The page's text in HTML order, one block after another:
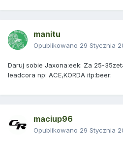
manitu
Opublikowano 29 Stycznia
Daruj sobie Jaxona:eek: Za 25-
leadcora np: ACE,KORDA itp:beer:
maciup96
Opublikowano 29 Stycznia